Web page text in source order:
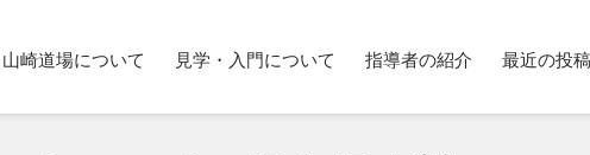
山崎道場について 見学・入門について 指導者の紹介 最近の投稿